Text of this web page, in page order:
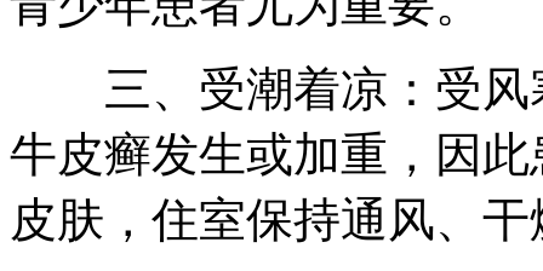
三、受潮着凉：受风
牛皮癣发生或加重，因
皮肤，住室保持通风、